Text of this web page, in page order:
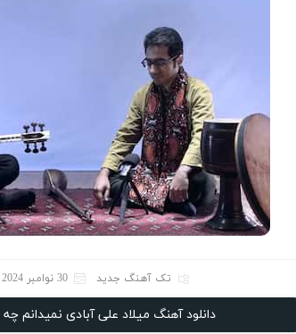
تک آهنگ جدید 30 نوامبر 2024
دانلود آهنگ میلاد علی آبادی نمیدانم